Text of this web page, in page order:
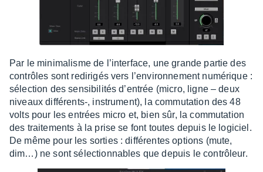
Par le mini­ma­lisme de l’in­ter­face, une grande partie des
contrôles sont redi­ri­gés vers l’en­vi­ron­ne­ment numé­rique :
sélec­­tion des sensi­­bi­­li­­tés d’en­­trée (micro, ligne – deux
niveaux diffé­rents-, instru­­ment), la commu­­ta­­tion des 48
volts pour les entrées micro et, bien sûr, la commu­­ta­­tion
des trai­­te­­ments à la prise se font toutes depuis le logi­­ciel.
De même pour les sorties : diffé­­rentes options (mute,
dim…) ne sont sélec­­tion­­nables que depuis le contrô­­leur.